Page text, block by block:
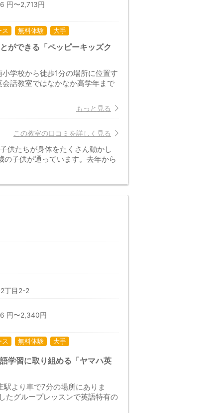
〜2,713円
ス 無料体験 大手
ができる「ペッピーキッズク
学校から徒歩1分の場所に位置す
話教室ではなかなか高学年まで
もっと見る
この教室の口コミを詳しく見る
供たちが身体をたくさん動かし
子供が通っています。去年から
丁目2-2
〜2,340円
ス 無料体験 大手
学習に取り組める「ヤマハ英
より車で7分の場所にありま
たグループレッスンで英語特有の